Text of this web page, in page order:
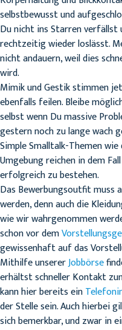
selbstbewusst und
Du nicht ins Starren verfällst
rechtzeitig wieder loslässt.
nicht andauern, weil dies
wird.
Mimik und Gestik stimmen
ebenfalls feilen. Bleibe
selbst wenn Du massive
gestern noch zu lange wach
Simple Smalltalk-Themen
Umgebung reichen in dem
erfolgreich zu bestehen.
Das Bewerbungsoutfit muss
werden, denn auch die
wie wir wahrgenommen
schon vor dem
gewissenhaft auf das
Mithilfe unsererJobbörse
erhältst schneller Kontakt
kann hier bereits ein
der Stelle sein. Auch hierbei
sich bemerkbar, und zwar in